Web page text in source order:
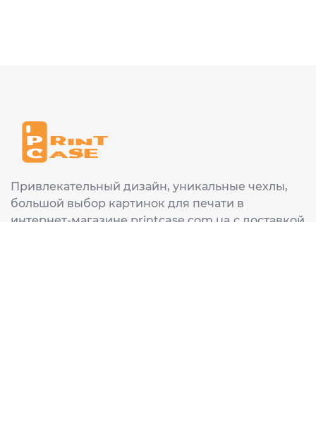
Привлекательный дизайн, уникальные чехлы,
большой выбор картинок для печати в
интернет-магазине printcase.com.ua с доставкой